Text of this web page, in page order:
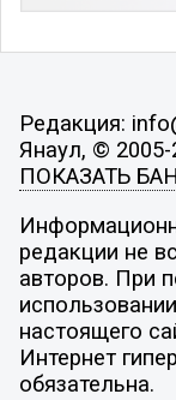
Редакция:
Янаул, © 2005-
ПОКАЗАТЬ
редакции не
авторов. При
настоящего
Интернет
обязательна.